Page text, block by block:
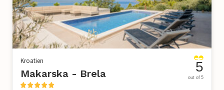
Kroatien
Makarska - Brela 5
out of 5